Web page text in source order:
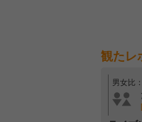
観たレ
男女比：